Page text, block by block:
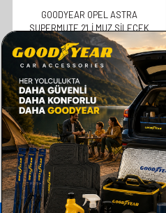
GOODYEAR OPEL ASTRA
SUPERMUTE 2'LI MUZ SILECEK
TAKIMI 2015-2022 HATCHBACK (5
KAPI) (700MM+650MM)
610,00TL
305,00TL